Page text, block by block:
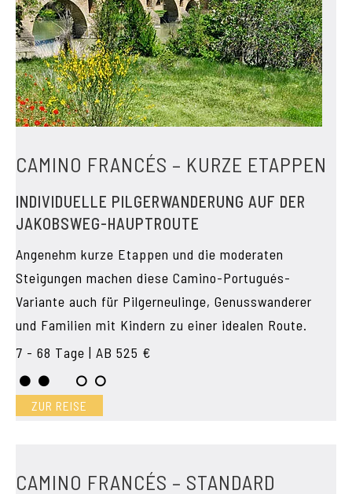
CAMINO FRANCÉS – KURZE ETAPPEN
INDIVIDUELLE PILGERWANDERUNG AUF DER
JAKOBSWEG-HAUPTROUTE
Angenehm kurze Etappen und die moderaten
Steigungen machen diese Camino-Portugués-
Variante auch für Pilgerneulinge, Genusswanderer
und Familien mit Kindern zu einer idealen Route.
7 - 68 Tage | AB 525 €
ZUR REISE
CAMINO FRANCÉS – STANDARD